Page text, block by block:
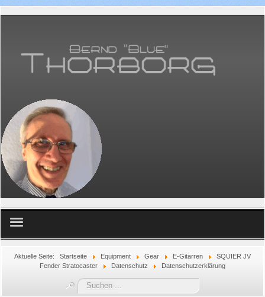
Aktuelle Seite: Startseite Equipment Gear E-Gitarren
SQUIER JV
Fender Stratocaster
Datenschutz Datenschutzerklärung
Suchen
...